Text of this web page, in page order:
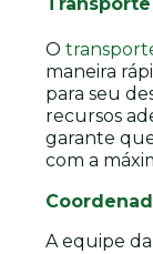
O
maneira
para seu
recursos
garante
com a
A equipe